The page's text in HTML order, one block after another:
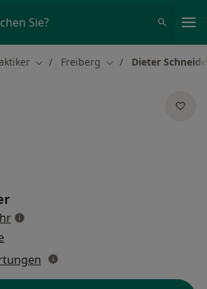
Sie?
Stadt ändern
Freiberg Stadt ändern
Dieter
über Spezialisierungen